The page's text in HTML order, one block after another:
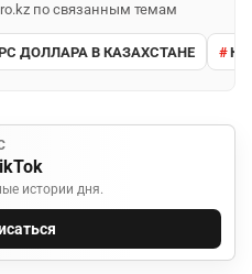
по связанным темам
ДОЛЛАРА В КАЗАХСТАНЕ
истории дня.